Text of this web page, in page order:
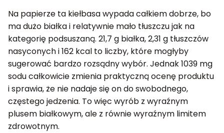
Na papierze ta kiełbasa wypada całkiem dobrze, bo
ma dużo białka i relatywnie mało tłuszczu jak na
kategorię podsuszaną. 21,7 g białka, 2,31 g tłuszczów
nasyconych i 162 kcal to liczby, które mogłyby
sugerować bardzo rozsądny wybór. Jednak 1039 mg
sodu całkowicie zmienia praktyczną ocenę produktu
i sprawia, że nie nadaje się on do swobodnego,
częstego jedzenia. To więc wyrób z wyraźnym
plusem białkowym, ale z równie wyraźnym limitem
zdrowotnym.